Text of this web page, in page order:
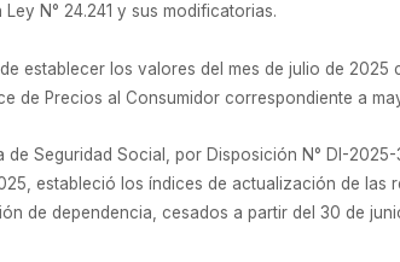
N° 24.241 y sus modificatorias.
establecer los valores del mes de julio de
de Precios al Consumidor correspondiente a
Seguridad Social, por Disposición N° DI-
estableció los índices de actualización de
de dependencia, cesados a partir del 30 de